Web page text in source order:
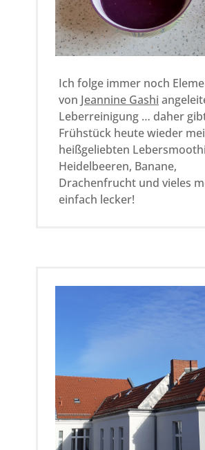
Ich folge immer noch
von Jeannine Gashi
Leberreinigung … daher
Frühstück heute wieder
heißgeliebten
Heidelbeeren, Banane,
Drachenfrucht und vieles
einfach lecker!